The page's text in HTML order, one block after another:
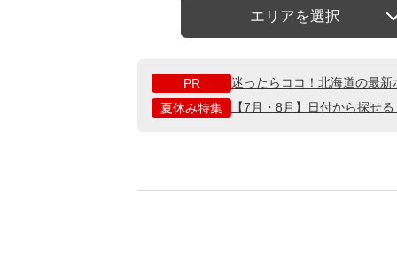
エリアを選択
PR
迷ったらココ！北海道の最
夏休み特集
【7月・8月】日付から探せ